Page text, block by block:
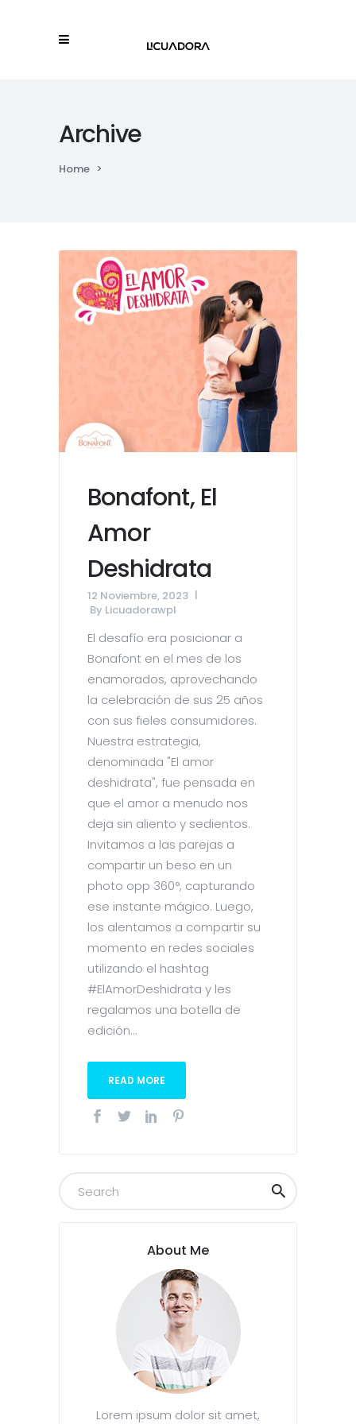
Archive
Home >
Bonafont, El
Amor
Deshidrata
12 Noviembre, 2023
By Licuadorawpl
El desafío era posicionar a
Bonafont en el mes de los
enamorados, aprovechando
la celebración de sus 25 años
con sus fieles consumidores.
Nuestra estrategia,
denominada "El amor
deshidrata", fue pensada en
que el amor a menudo nos
deja sin aliento y sedientos.
Invitamos a las parejas a
compartir un beso en un
photo opp 360°, capturando
ese instante mágico. Luego,
los alentamos a compartir su
momento en redes sociales
utilizando el hashtag
#ElAmorDeshidrata y les
regalamos una botella de
edición...
READ MORE
About Me
Lorem ipsum dolor sit amet,